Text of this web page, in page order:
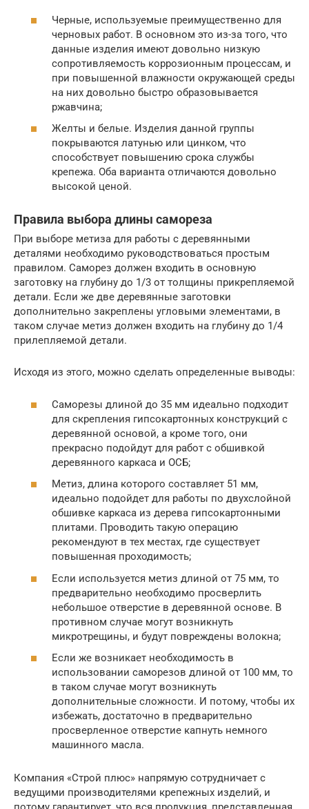
Черные, используемые преимущественно для
черновых работ. В основном это из-за того, что
данные изделия имеют довольно низкую
сопротивляемость коррозионным процессам, и
при повышенной влажности окружающей среды
на них довольно быстро образовывается
ржавчина;
Желты и белые. Изделия данной группы
покрываются латунью или цинком, что
способствует повышению срока службы
крепежа. Оба варианта отличаются довольно
высокой ценой.
Правила выбора длины самореза
При выборе метиза для работы с деревянными
деталями необходимо руководствоваться простым
правилом. Саморез должен входить в основную
заготовку на глубину до 1/3 от толщины прикрепляемой
детали. Если же две деревянные заготовки
дополнительно закреплены угловыми элементами, в
таком случае метиз должен входить на глубину до 1/4
прилепляемой детали.
Исходя из этого, можно сделать определенные выводы:
Саморезы длиной до 35 мм идеально подходит
для скрепления гипсокартонных конструкций с
деревянной основой, а кроме того, они
прекрасно подойдут для работ с обшивкой
деревянного каркаса и ОСБ;
Метиз, длина которого составляет 51 мм,
идеально подойдет для работы по двухслойной
обшивке каркаса из дерева гипсокартонными
плитами. Проводить такую операцию
рекомендуют в тех местах, где существует
повышенная проходимость;
Если используется метиз длиной от 75 мм, то
предварительно необходимо просверлить
небольшое отверстие в деревянной основе. В
противном случае могут возникнуть
микротрещины, и будут повреждены волокна;
Если же возникает необходимость в
использовании саморезов длиной от 100 мм, то
в таком случае могут возникнуть
дополнительные сложности. И потому, чтобы их
избежать, достаточно в предварительно
просверленное отверстие капнуть немного
машинного масла.
Компания «Строй плюс» напрямую сотрудничает с
ведущими производителями крепежных изделий, и